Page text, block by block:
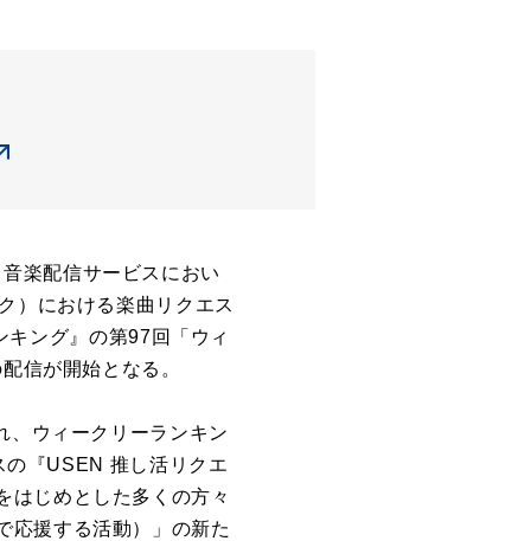
楽配信サービスにおい
）における楽曲リクエス
ング』の第97回「ウィ
信が開始となる。
、ウィークリーランキン
『USEN 推し活リクエ
はじめとした多くの方々
応援する活動）」の新た